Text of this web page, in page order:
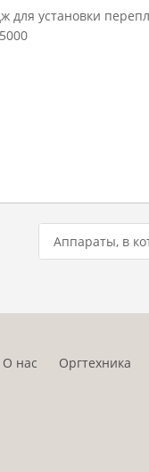
для установки
Аппараты, в
О нас Оргтехника